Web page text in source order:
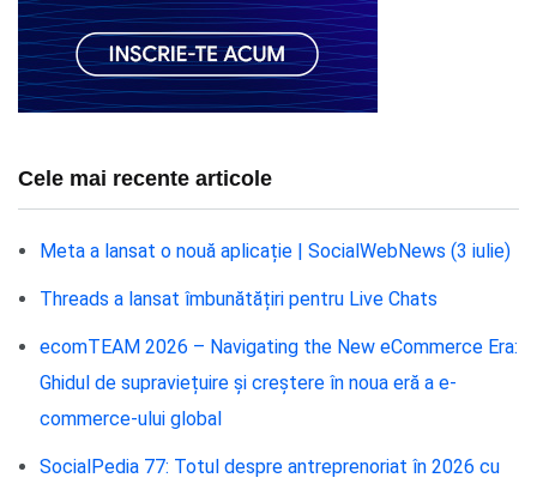
Cele mai recente articole
Meta a lansat o nouă aplicație | SocialWebNews (3 iulie)
Threads a lansat îmbunătățiri pentru Live Chats
ecomTEAM 2026 – Navigating the New eCommerce Era:
Ghidul de supraviețuire și creștere în noua eră a e-
commerce-ului global
SocialPedia 77: Totul despre antreprenoriat în 2026 cu